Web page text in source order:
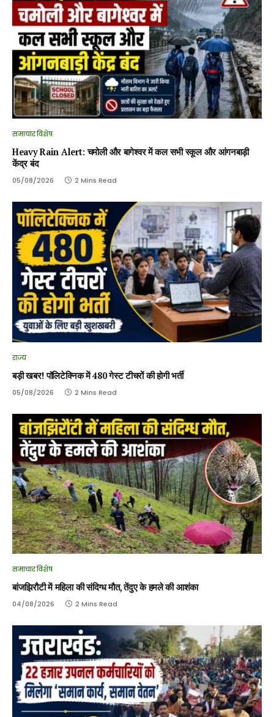
समाचार विशेष
Heavy Rain Alert: चमोली और बागेश्वर में कल सभी स्कूल और आंगनबाड़ी
केंद्र बंद
05/08/2026 2 Mins Read
राज्य
बड़ी खबर! पॉलिटेक्निक में 480 गेस्ट टीचरों की होगी भर्ती
05/08/2026 2 Mins Read
समाचार विशेष
बांजझिरौटी में महिला की संदिग्ध मौत, तेंदुए के हमले की आशंका
04/08/2026 2 Mins Read